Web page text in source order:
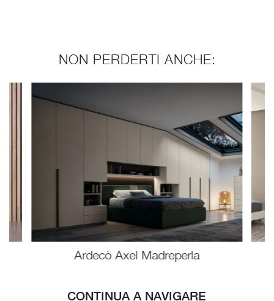
NON PERDERTI ANCHE:
Ardecò Axel Madreperla
CONTINUA A NAVIGARE